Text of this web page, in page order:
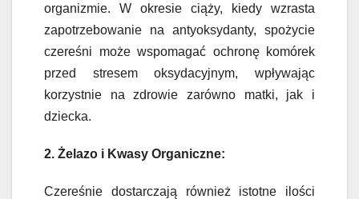
organizmie. W okresie ciąży, kiedy wzrasta
zapotrzebowanie na antyoksydanty, spożycie
czereśni może wspomagać ochronę komórek
przed stresem oksydacyjnym, wpływając
korzystnie na zdrowie zarówno matki, jak i
dziecka.
2. Żelazo i Kwasy Organiczne:
Czereśnie dostarczają również istotne ilości